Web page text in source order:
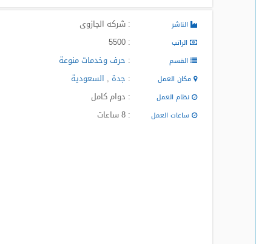
الناشر : شركه الجازوى
الراتب : 5500
القسم : حرف وخدمات منوعة
مكان العمل : جدة , السعودية
نظام العمل : دوام كامل
ساعات العمل : 8 ساعات